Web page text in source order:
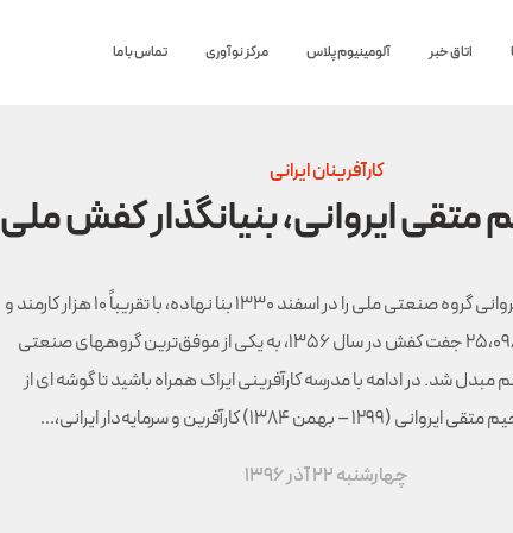
اتاق خبر آلومینیوم پلاس مرکز نوآوری تماس با ما
کارآفرینان ایرانی
ایروانی، بنیانگذار کفش ملی
محمدرحیم متقی ایروانی گروه صنعتی ملی را در اسفند ۱۳۳۰ بنا نهاده، با تقریباً ۱۰ هزار کارمند و
کارگر و تولید ۲۵،۰۹۸،۰۰۰ جفت کفش در سال ۱۳۵۶، به یکی از موفق‌ترین گروههای صنعتی
مبدل شد. در ادامه با مدرسه کارآفرینی ایراک همراه باشید تا گوشه ای از
۱۳۸۴) کارآفرین و سرمایه‌دار ایرانی،…
چهارشنبه 22 آذر 1396